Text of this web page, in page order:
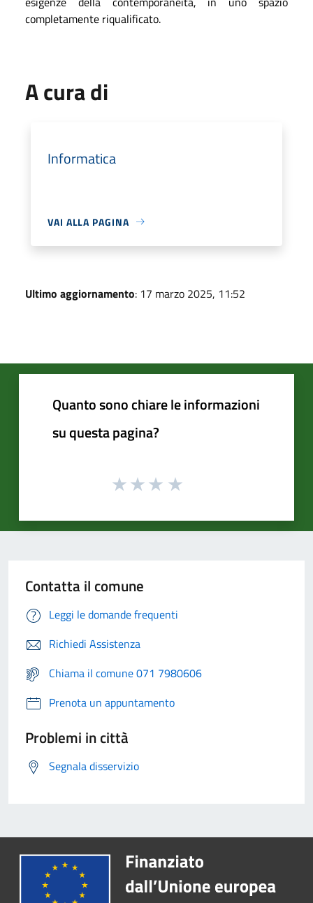
completamente riqualificato.
A cura di
Informatica
VAI ALLA PAGINA
Ultimo aggiornamento: 17 marzo 2025, 11:52
Quanto sono chiare le informazioni
su questa pagina?
Contatta il comune
Leggi le domande frequenti
Richiedi Assistenza
Chiama il comune 071 7980606
Prenota un appuntamento
Problemi in città
Segnala disservizio